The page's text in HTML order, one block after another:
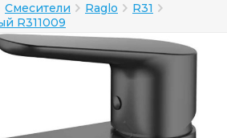
Смесители Raglo
R31
R311009